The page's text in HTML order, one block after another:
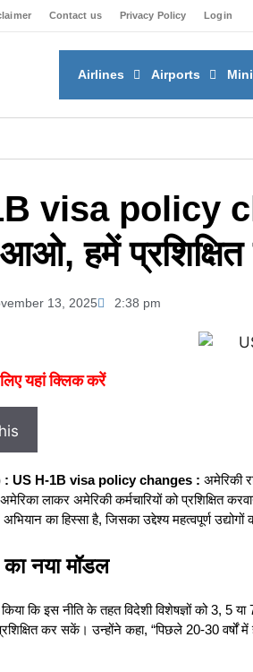
Contact us Privacy Policy Login
Airlines Airports
visa policy
हमें
13, 2025 2:38 pm
यहां क्लिक करें
: US H-1B visa policy changes : अमेरिकी
लाकर अमेरिकी कर्मचारियों को प्रशिक्षित
का हिस्सा है, जिसका उद्देश्य महत्वपूर्ण
का नया मॉडल
कि इस नीति के तहत विदेशी विशेषज्ञों को 3, 5
कर सकें। उन्होंने कहा, “पिछले 20-30